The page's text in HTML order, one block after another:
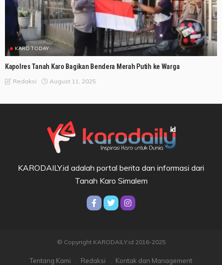
KARO TODAY
Kapolres Tanah Karo Bagikan Bendera Merah Putih ke Warga
Redaksi August 11, 2025
KARODAILY.id adalah portal berita dan informasi dari
Tanah Karo Simalem
© Copyright KARODAILY.id 2016-2025
Tentang Kami Redaksi Kontak dan Management